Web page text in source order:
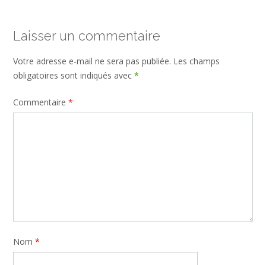
Laisser un commentaire
Votre adresse e-mail ne sera pas publiée. Les champs
obligatoires sont indiqués avec *
Commentaire *
Nom *